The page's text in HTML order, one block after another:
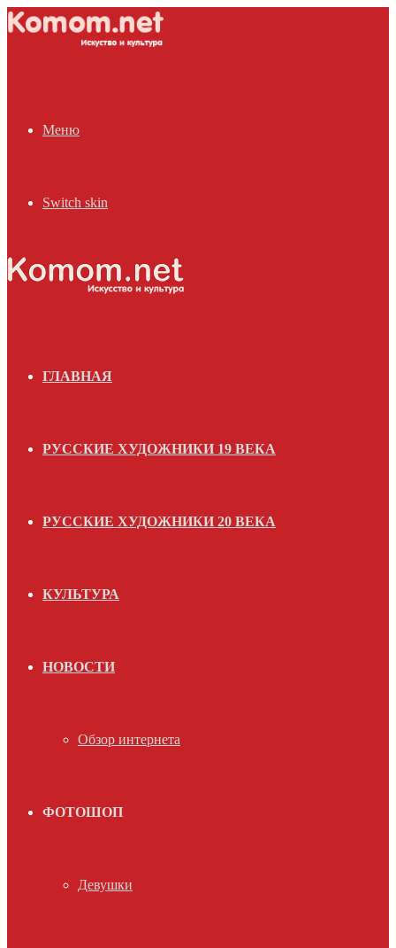
Меню
Switch skin
ГЛАВНАЯ
РУССКИЕ ХУДОЖНИКИ 19 ВЕКА
РУССКИЕ ХУДОЖНИКИ 20 ВЕКА
КУЛЬТУРА
НОВОСТИ
Обзор интернета
ФОТОШОП
Девушки